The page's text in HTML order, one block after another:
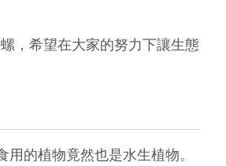
，希望在大家的努力下讓生態
的植物竟然也是水生植物。